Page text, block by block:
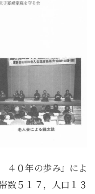
４０年の歩み』によ
数５１７，人口１３